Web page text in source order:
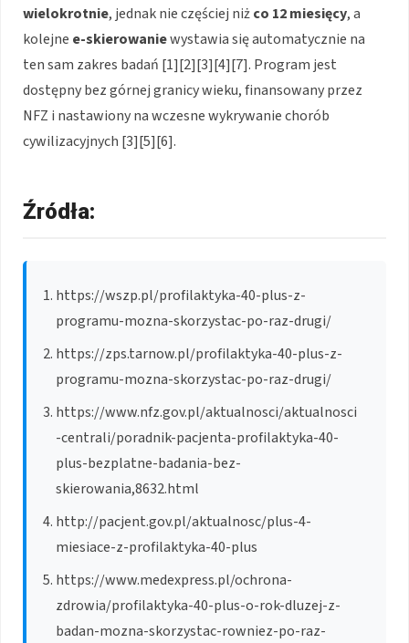
wielokrotnie, jednak nie częściej niżco 12 miesięcy, a
kolejne e-skierowaniewystawia się automatycznie na
ten sam zakres badań [1][2][3][4][7]. Program jest
dostępny bez górnej granicy wieku, finansowany przez
NFZ i nastawiony na wczesne wykrywanie chorób
cywilizacyjnych [3][5][6].
Źródła:
https://wszp.pl/profilaktyka-40-plus-z-
programu-mozna-skorzystac-po-raz-drugi/
https://zps.tarnow.pl/profilaktyka-40-plus-z-
programu-mozna-skorzystac-po-raz-drugi/
https://www.nfz.gov.pl/aktualnosci/aktualnosci
-centrali/poradnik-pacjenta-profilaktyka-40-
plus-bezplatne-badania-bez-
skierowania,8632.html
http://pacjent.gov.pl/aktualnosc/plus-4-
miesiace-z-profilaktyka-40-plus
https://www.medexpress.pl/ochrona-
zdrowia/profilaktyka-40-plus-o-rok-dluzej-z-
badan-mozna-skorzystac-rowniez-po-raz-